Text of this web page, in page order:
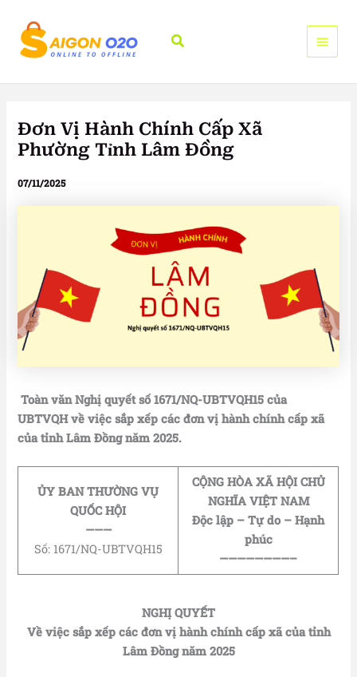
Tìm
Đơn Vị Hành Chính Cấp Xã
Phường Tỉnh Lâm Đồng
07/11/2025
Toàn văn Nghị quyết số 1671/NQ-UBTVQH15 của
UBTVQH về việc sắp xếp các đơn vị hành chính cấp xã
của tỉnh Lâm Đồng năm 2025.
ỦY BAN THƯỜNG VỤ
QUỐC HỘI
———
Số: 1671/NQ-UBTVQH15
CỘNG HÒA XÃ HỘI CHỦ
NGHĨA VIỆT NAM
Độc lập – Tự do – Hạnh
phúc
————————–
NGHỊ QUYẾT
Về việc sắp xếp các đơn vị hành chính cấp xã của tỉnh
Lâm Đồng năm 2025